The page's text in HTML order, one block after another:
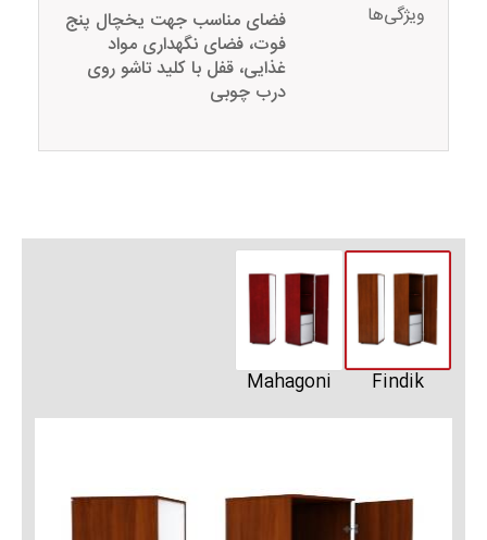
ویژگی‌ها
فضای مناسب جهت یخچال پنج
فوت، فضای نگهداری مواد
غذایی، قفل با کلید تاشو روی
درب چوبی
Findik
Mahagoni